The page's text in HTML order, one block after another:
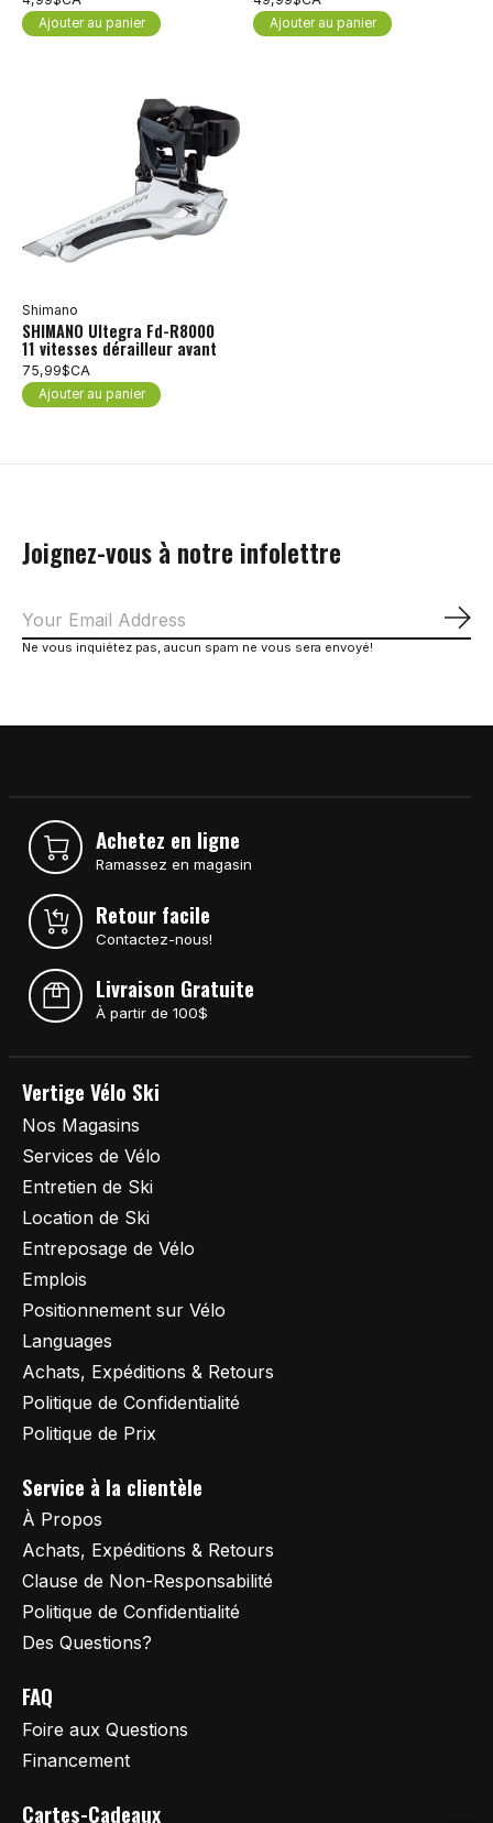
Ajouter au panier Ajouter au panier
Shimano
SHIMANO Ultegra Fd-R8000
11 vitesses dérailleur avant
75,99$CA
Ajouter au panier
Joignez-vous à notre infolettre
Ne vous inquiétez pas, aucun spam ne vous sera envoyé!
Achetez en ligne
Ramassez en magasin
Retour facile
Contactez-nous!
Livraison Gratuite
À partir de 100$
Vertige Vélo Ski
Nos Magasins
Services de Vélo
Entretien de Ski
Location de Ski
Entreposage de Vélo
Emplois
Positionnement sur Vélo
Languages
Achats, Expéditions & Retours
Politique de Confidentialité
Politique de Prix
Service à la clientèle
À Propos
Achats, Expéditions & Retours
Clause de Non-Responsabilité
Politique de Confidentialité
Des Questions?
FAQ
Foire aux Questions
Financement
Cartes-Cadeaux